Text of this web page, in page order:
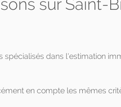
sur Saint-
dans l'estimation
en compte les mêmes